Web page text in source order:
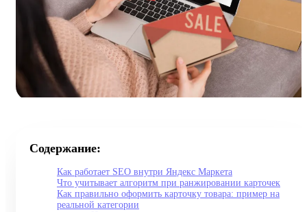
Содержание:
Как работает SEO внутри Яндекс Маркета
Что учитывает алгоритм при ранжировании карточек
Как правильно оформить карточку товара: пример на
реальной категории